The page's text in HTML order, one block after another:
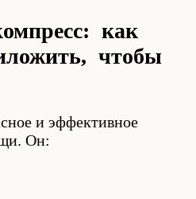
как
чтобы
и эффективное
Он: